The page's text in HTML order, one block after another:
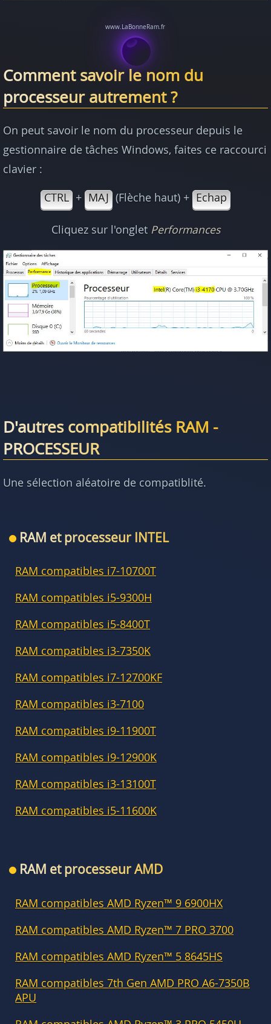
Comment savoir le nom du
processeur autrement ?
On peut savoir le nom du processeur depuis le
gestionnaire de tâches Windows, faites ce raccourci
clavier :
CTRL + MAJ (Flèche haut) + Echap
Cliquez sur l'onglet Performances
D'autres compatibilités RAM -
PROCESSEUR
Une sélection aléatoire de compatiblité.
RAM et processeur INTEL
RAM compatibles i7-10700T
RAM compatibles i5-9300H
RAM compatibles i5-8400T
RAM compatibles i3-7350K
RAM compatibles i7-12700KF
RAM compatibles i3-7100
RAM compatibles i9-11900T
RAM compatibles i9-12900K
RAM compatibles i3-13100T
RAM compatibles i5-11600K
RAM et processeur AMD
RAM compatibles AMD Ryzen™ 9 6900HX
RAM compatibles AMD Ryzen™ 7 PRO 3700
RAM compatibles AMD Ryzen™ 5 8645HS
RAM compatibles 7th Gen AMD PRO A6-7350B
APU